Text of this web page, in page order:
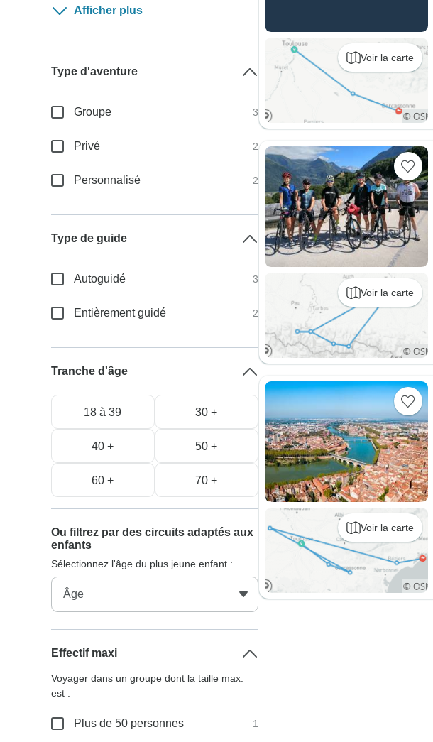
Voir la carte
Voir la carte
Voir la carte
Afficher plus
Type d'aventure
Groupe 3
Privé 2
Personnalisé 2
Type de guide
Autoguidé 3
Entièrement guidé 2
Tranche d'âge
18 à 39 30 +
40 + 50 +
60 + 70 +
Ou filtrez par des circuits adaptés aux
enfants
Sélectionnez l'âge du plus jeune enfant :
Effectif maxi
Voyager dans un groupe dont la taille max.
est :
Plus de 50 personnes 1